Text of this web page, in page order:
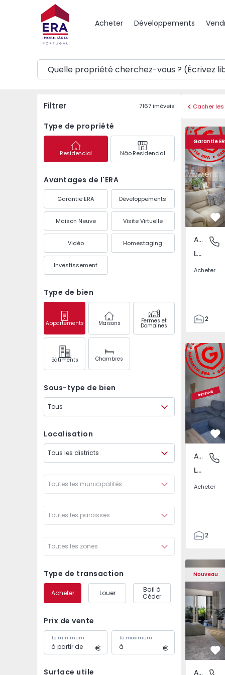
Acheter Développements
Carte
Filtrer 7167imóveis
Type de propriété
Residencial Não Residencial
Avantages de l'ERA
Garantie ERA Développements
Maison Neuve Visite Virtuelle
Vidéo Homestaging
Investissement
Type de bien
Appartements Maisons Fermes et
Domaines
Bâtiments Chambres
Sous-type de bien
Tous
Localisation
Tous les districts
Toutes les municipalités
Toutes les paroisses
Toutes les zones
Type de transaction
Acheter Louer
Bail à
Céder
Prix de vente
Le minimum Le maximum
Surface utile
Cacher
Garantie
Appartement T2
Loures,
Appartement
Loures, Loures
Acheter
2
55
58
0
3
Loures,
Appartement
Loures, Lisboa
Acheter
2
59
59
1
3
Nouveau
Appartement T3
Appartement